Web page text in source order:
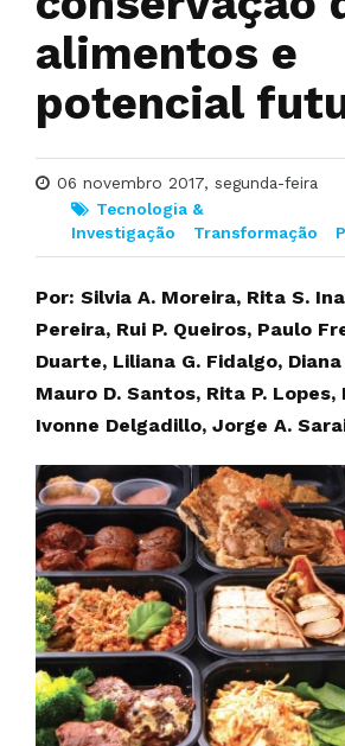
alimentos e
potencial
06 novembro 2017, segunda-feira
Tecnologia &
Investigação
Transformação
Por: Silvia A. Moreira, Rita S.
Pereira, Rui P. Queiros, Paulo
Duarte, Liliana G. Fidalgo,
Mauro D. Santos, Rita P.
Ivonne Delgadillo, Jorge A.